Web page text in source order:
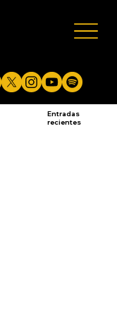
Entradas
recientes